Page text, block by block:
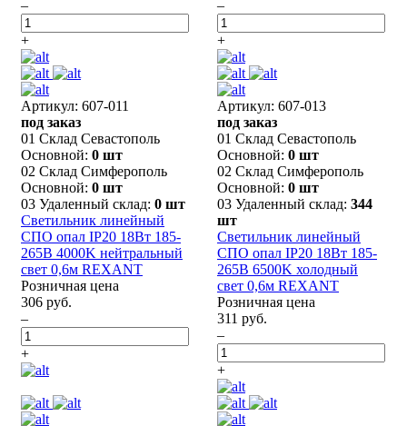
–
+
–
+
Артикул: 607-011
под заказ
01 Склад Севастополь
Основной: 0 шт
02 Склад Симферополь
Основной: 0 шт
03 Удаленный склад: 0 шт
Светильник линейный
СПО опал IP20 18Вт 185-
265В 4000K нейтральный
свет 0,6м REXANT
Розничная цена
306 руб.
–
+
Артикул: 607-013
под заказ
01 Склад Севастополь
Основной: 0 шт
02 Склад Симферополь
Основной: 0 шт
03 Удаленный склад: 344
шт
Светильник линейный
СПО опал IP20 18Вт 185-
265В 6500K холодный
свет 0,6м REXANT
Розничная цена
311 руб.
–
+